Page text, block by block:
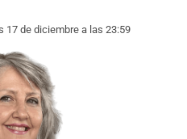
17 de diciembre a las 23:59